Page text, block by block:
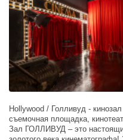
Сочетание величественной
и профессионального
кадры с ярким характером и
Арена готова стать
фотосессий до масштабных
Бронирование и подробности
Hollywood / Голливуд -
съемочная площадка,
Зал ГОЛЛИВУД – это